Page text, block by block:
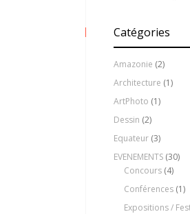
Catégories
Amazonie (2)
Architecture (1)
ArtPhoto (1)
Dessin (2)
Equateur (3)
EVENEMENTS (30)
Concours (4)
Conférences (1)
Expositions /